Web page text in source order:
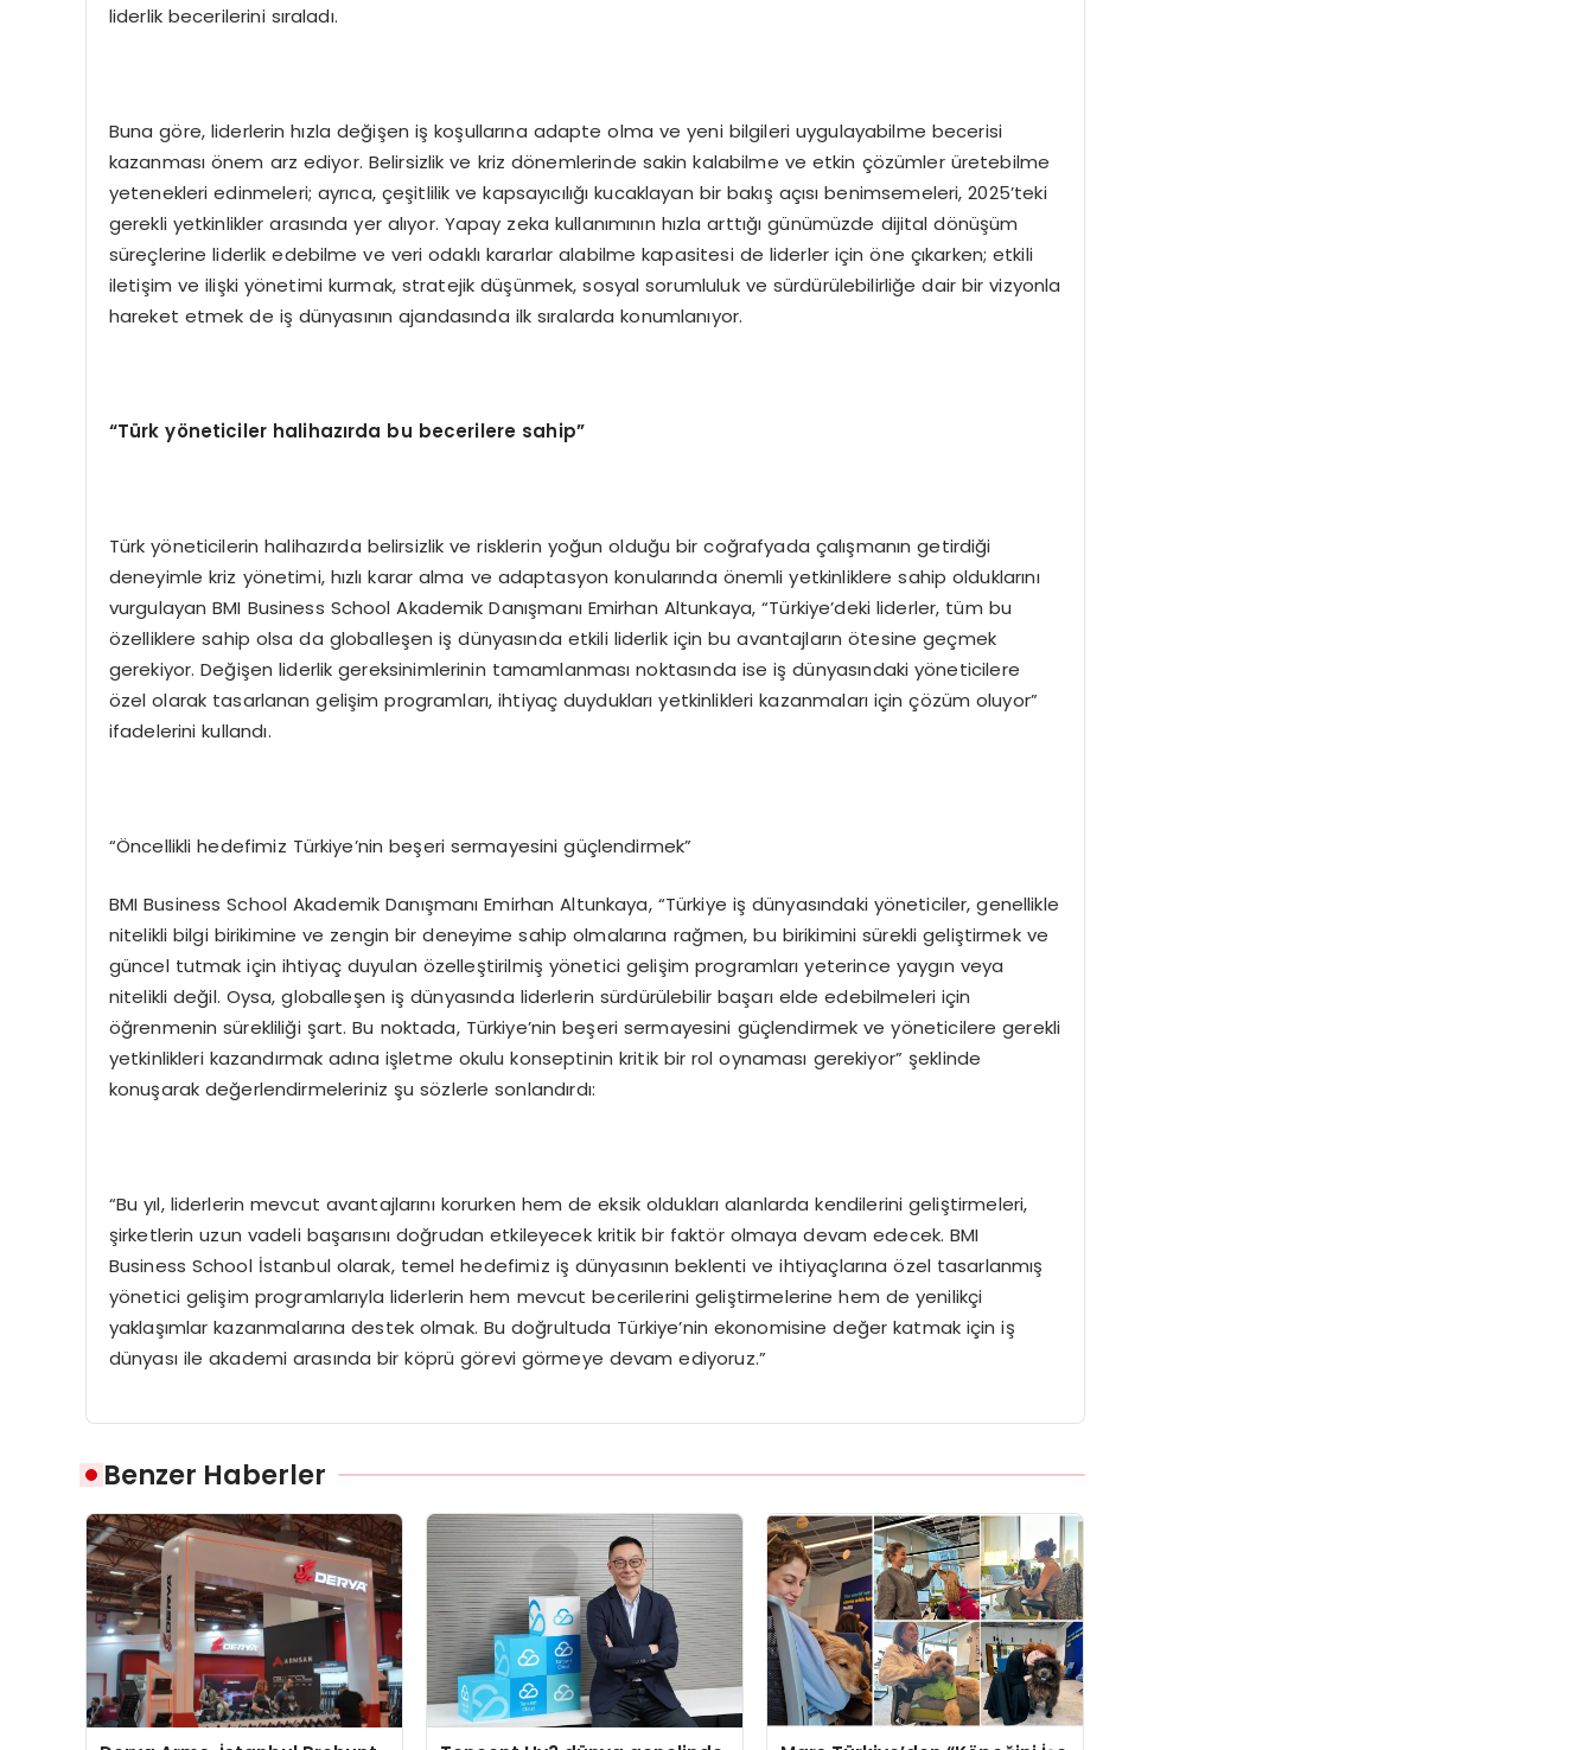
liderlik becerilerini sıraladı.
Buna göre, liderlerin hızla değişen iş koşullarına adapte olma ve yeni bilgileri uygulayabilme becerisi
kazanması önem arz ediyor. Belirsizlik ve kriz dönemlerinde sakin kalabilme ve etkin çözümler üretebilme
yetenekleri edinmeleri; ayrıca, çeşitlilik ve kapsayıcılığı kucaklayan bir bakış açısı benimsemeleri, 2025’teki
gerekli yetkinlikler arasında yer alıyor. Yapay zeka kullanımının hızla arttığı günümüzde dijital dönüşüm
süreçlerine liderlik edebilme ve veri odaklı kararlar alabilme kapasitesi de liderler için öne çıkarken; etkili
iletişim ve ilişki yönetimi kurmak, stratejik düşünmek, sosyal sorumluluk ve sürdürülebilirliğe dair bir vizyonla
hareket etmek de iş dünyasının ajandasında ilk sıralarda konumlanıyor.
“Türk yöneticiler halihazırda bu becerilere sahip”
Türk yöneticilerin halihazırda belirsizlik ve risklerin yoğun olduğu bir coğrafyada çalışmanın getirdiği
deneyimle kriz yönetimi, hızlı karar alma ve adaptasyon konularında önemli yetkinliklere sahip olduklarını
vurgulayan BMI Business School Akademik Danışmanı Emirhan Altunkaya, “Türkiye’deki liderler, tüm bu
özelliklere sahip olsa da globalleşen iş dünyasında etkili liderlik için bu avantajların ötesine geçmek
gerekiyor. Değişen liderlik gereksinimlerinin tamamlanması noktasında ise iş dünyasındaki yöneticilere
özel olarak tasarlanan gelişim programları, ihtiyaç duydukları yetkinlikleri kazanmaları için çözüm oluyor”
ifadelerini kullandı.
“Öncellikli hedefimiz Türkiye’nin beşeri sermayesini güçlendirmek”
BMI Business School Akademik Danışmanı Emirhan Altunkaya, “Türkiye iş dünyasındaki yöneticiler, genellikle
nitelikli bilgi birikimine ve zengin bir deneyime sahip olmalarına rağmen, bu birikimini sürekli geliştirmek ve
güncel tutmak için ihtiyaç duyulan özelleştirilmiş yönetici gelişim programları yeterince yaygın veya
nitelikli değil. Oysa, globalleşen iş dünyasında liderlerin sürdürülebilir başarı elde edebilmeleri için
öğrenmenin sürekliliği şart. Bu noktada, Türkiye’nin beşeri sermayesini güçlendirmek ve yöneticilere gerekli
yetkinlikleri kazandırmak adına işletme okulu konseptinin kritik bir rol oynaması gerekiyor” şeklinde
konuşarak değerlendirmeleriniz şu sözlerle sonlandırdı:
“Bu yıl, liderlerin mevcut avantajlarını korurken hem de eksik oldukları alanlarda kendilerini geliştirmeleri,
şirketlerin uzun vadeli başarısını doğrudan etkileyecek kritik bir faktör olmaya devam edecek. BMI
Business School İstanbul olarak, temel hedefimiz iş dünyasının beklenti ve ihtiyaçlarına özel tasarlanmış
yönetici gelişim programlarıyla liderlerin hem mevcut becerilerini geliştirmelerine hem de yenilikçi
yaklaşımlar kazanmalarına destek olmak. Bu doğrultuda Türkiye’nin ekonomisine değer katmak için iş
dünyası ile akademi arasında bir köprü görevi görmeye devam ediyoruz.”
Benzer Haberler